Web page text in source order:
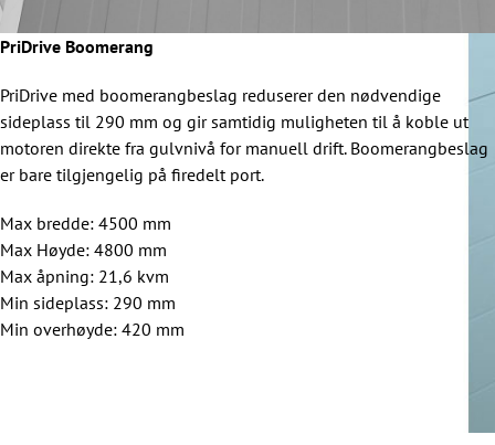
PriDrive Boomerang
PriDrive med boomerangbeslag reduserer den nødvendige
sideplass til 290 mm og gir samtidig muligheten til å koble ut
motoren direkte fra gulvnivå for manuell drift. Boomerangbeslag
er bare tilgjengelig på firedelt port.
Max bredde: 4500 mm
Max Høyde: 4800 mm
Max åpning: 21,6 kvm
Min sideplass: 290 mm
Min overhøyde: 420 mm